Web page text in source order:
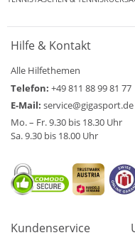
Hilfe & Kontakt
Alle Hilfethemen
Telefon: +49 811 88 99 81 77
E-Mail: service@gigasport.de
Mo. – Fr. 9.30 bis 18.30 Uhr
Sa. 9.30 bis 18.00 Uhr
Kundenservice